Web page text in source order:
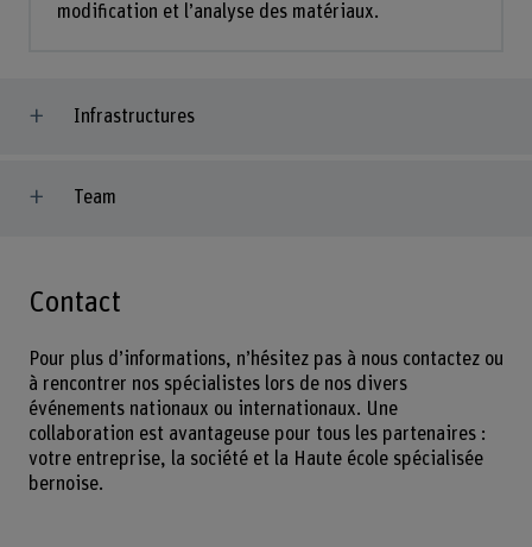
modification et l’analyse des matériaux.
Infrastructures
Team
Contact
Pour plus d’informations, n’hésitez pas à nous contactez ou
à rencontrer nos spécialistes lors de nos divers
événements nationaux ou internationaux. Une
collaboration est avantageuse pour tous les partenaires :
votre entreprise, la société et la Haute école spécialisée
bernoise.